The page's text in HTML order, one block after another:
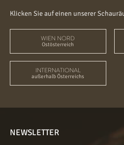
Klicken Sie auf einen unserer
WIEN NORD
Ostösterreich
INTERNATIONAL
außerhalb Österreichs
NEWSLETTER